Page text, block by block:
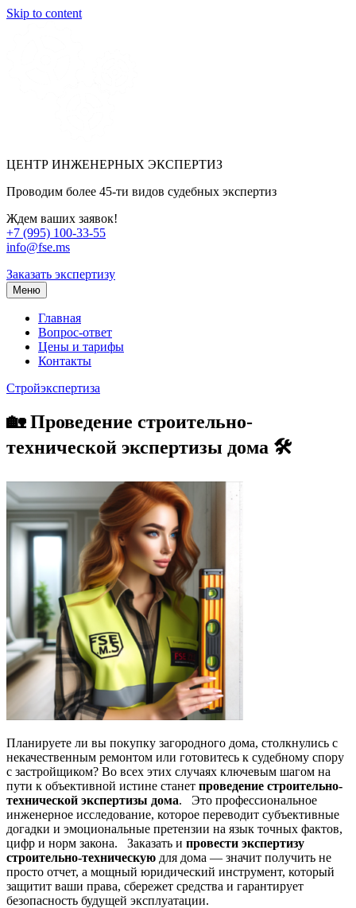
Skip to content
ЦЕНТР ИНЖЕНЕРНЫХ ЭКСПЕРТИЗ
Проводим более 45-ти видов судебных экспертиз
Ждем ваших заявок!
+7 (995) 100-33-55
info@fse.ms
Заказать экспертизу
Меню
Главная
Вопрос-ответ
Цены и тарифы
Контакты
Стройэкспертиза
🏡 Проведение строительно-
технической экспертизы дома 🛠️
Планируете ли вы покупку загородного дома, столкнулись с
некачественным ремонтом или готовитесь к судебному спору
с застройщиком? Во всех этих случаях ключевым шагом на
пути к объективной истине станет проведение строительно-
технической экспертизы дома. Это профессиональное
инженерное исследование, которое переводит субъективные
догадки и эмоциональные претензии на язык точных фактов,
цифр и норм закона. Заказать и провести экспертизу
строительно-техническую для дома — значит получить не
просто отчет, а мощный юридический инструмент, который
защитит ваши права, сбережет средства и гарантирует
безопасность будущей эксплуатации.